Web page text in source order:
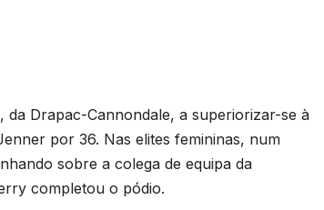
Drapac-Cannondale, a superiorizar-se à
por 36. Nas elites femininas, num
sobre a colega de equipa da
completou o pódio.